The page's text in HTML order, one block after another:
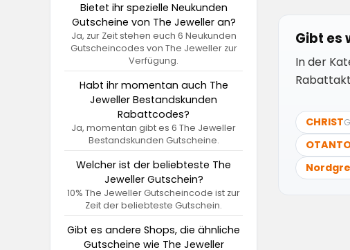
Gibt es
In der
CHRIST
Bietet ihr spezielle Neukunden
Gutscheine von The Jeweller an?
Ja, zur Zeit stehen euch 6 Neukunden
Gutscheincodes von The Jeweller zur
Verfügung.
Habt ihr momentan auch The
Jeweller Bestandskunden
Rabattcodes?
Ja, momentan gibt es 6 The Jeweller
Bestandskunden Gutscheine.
Welcher ist der beliebteste The
Jeweller Gutschein?
10% The Jeweller Gutscheincode ist zur
Zeit der beliebteste Gutschein.
Gibt es andere Shops, die ähnliche
Gutscheine wie The Jeweller